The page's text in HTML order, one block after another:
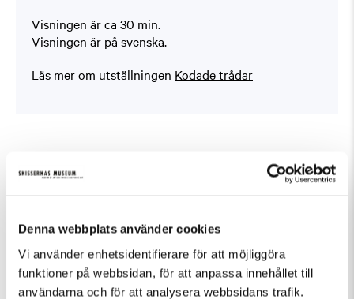
Denna webbplats använder cookies
Vi använder enhetsidentifierare för att möjliggöra
funktioner på webbsidan, för att anpassa innehållet till
användarna och för att analysera webbsidans trafik.
Visningen är ca 30 min.
Visningen är på svenska.
Läs mer om utställningen Kodade trådar
Fler evenemang som passar Guidad visning,